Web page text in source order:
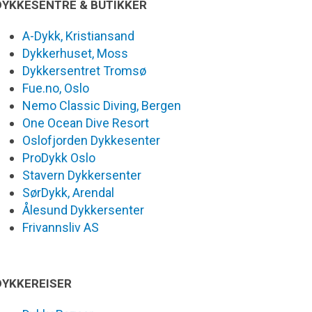
& BUTIKKER
A-Dykk, Kristiansand
Dykkerhuset, Moss
Dykkersentret Tromsø
Fue.no, Oslo
Nemo Classic Diving, Bergen
One Ocean Dive Resort
Oslofjorden Dykkesenter
ProDykk Oslo
Stavern Dykkersenter
SørDykk, Arendal
Ålesund Dykkersenter
Frivannsliv AS